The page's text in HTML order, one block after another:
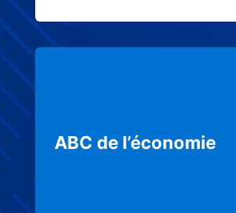
ABC de l’économie